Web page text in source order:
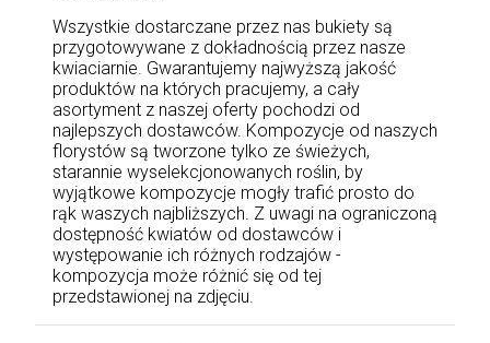
Wszystkie dostarczane przez nas bukiety są
przygotowywane z dokładnością przez nasze
kwiaciarnie. Gwarantujemy najwyższą jakość
produktów na których pracujemy, a cały
asortyment z naszej oferty pochodzi od
najlepszych dostawców. Kompozycje od naszych
florystów są tworzone tylko ze świeżych,
starannie wyselekcjonowanych roślin, by
wyjątkowe kompozycje mogły trafić prosto do
rąk waszych najbliższych. Z uwagi na ograniczoną
dostępność kwiatów od dostawców i
występowanie ich różnych rodzajów -
kompozycja może różnić się od tej
przedstawionej na zdjęciu.